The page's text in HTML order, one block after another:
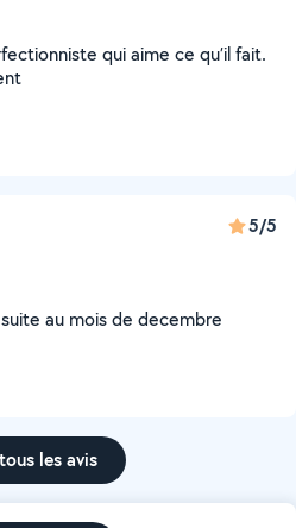
qui aime ce qu’il fait.
5/5
au mois de decembre
les avis